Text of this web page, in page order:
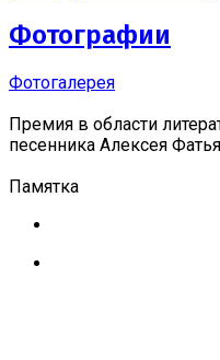
Фотографии
Фотогалерея
Премия в области
песенника Алексея
Памятка